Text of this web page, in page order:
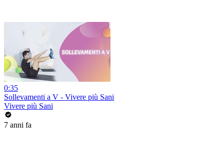
0:35
Sollevamenti a V - Vivere più Sani
Vivere più Sani
7 anni fa